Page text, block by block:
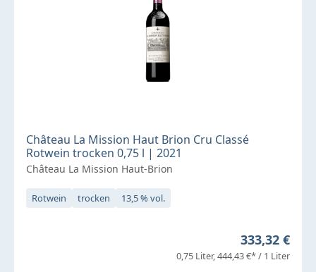
Château La Mission Haut Brion Cru Classé
Rotwein trocken 0,75 l | 2021
Château La Mission Haut-Brion
Rotwein trocken 13,5 % vol.
Regulärer
333,32 €
0,75 Liter 444,43 €* / 1 Liter